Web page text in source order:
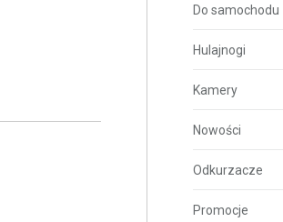
Do samochodu
Hulajnogi
Kamery
Nowości
Odkurzacze
Promocje